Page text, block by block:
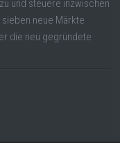
und steuere inzwischen
neue Märkte
die neu gegründete